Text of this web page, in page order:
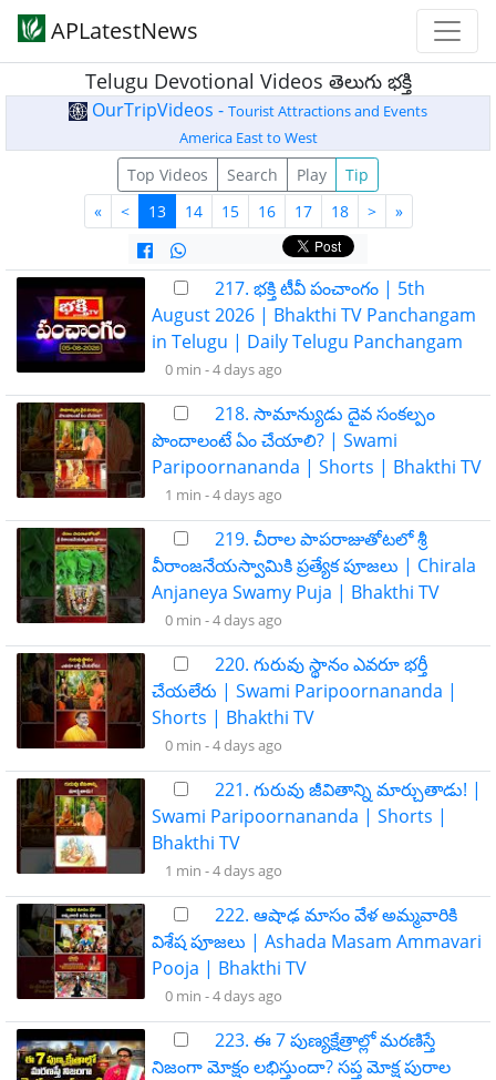
APLatestNews
Telugu Devotional Videos తెలుగు భక్తి
OurTripVideos - Tourist Attractions and Events
America East to West
Top Videos Search Play
Tip
«
< 13 14 15 16 17 18 > »
217. భక్తి టీవీ పంచాంగం | 5th
August 2026 | Bhakthi TV Panchangam
in Telugu | Daily Telugu Panchangam
0 min -4 days ago
218. సామాన్యుడు దైవ సంకల్పం
పొందాలంటే ఏం చేయాలి? | Swami
Paripoornananda | Shorts | Bhakthi TV
1 min -4 days ago
219. చీరాల పాపరాజుతోటలో శ్రీ
వీరాంజనేయస్వామికి ప్రత్యేక పూజలు | Chirala
Anjaneya Swamy Puja | Bhakthi TV
0 min -4 days ago
220. గురువు స్థానం ఎవరూ భర్తీ
చేయలేరు | Swami Paripoornananda |
Shorts | Bhakthi TV
0 min -4 days ago
221. గురువు జీవితాన్ని మార్చుతాడు! |
Swami Paripoornananda | Shorts |
Bhakthi TV
1 min -4 days ago
222. ఆషాఢ మాసం వేళ అమ్మవారికి
విశేష పూజలు | Ashada Masam Ammavari
Pooja | Bhakthi TV
0 min -4 days ago
223. ఈ 7 పుణ్యక్షేత్రాల్లో మరణిస్తే
నిజంగా మోక్షం లభిస్తుందా? సప్త మోక్ష పురాల